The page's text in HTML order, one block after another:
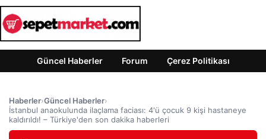
Güncel Haberler Forum Çerez Politikası
Haberler›Güncel Haberler›
İstanbul anaokulunda ilaçlama faciası: 4'ü çocuk 9 kişi hastaneye
kaldırıldı! – Türkiye'den son dakika haberleri